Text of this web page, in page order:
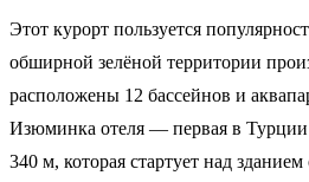
Этот курорт пользуется
обширной зелёной территории
расположены 12 бассейнов и
Изюминка отеля — первая в Турции
340 м, которая стартует над зданием